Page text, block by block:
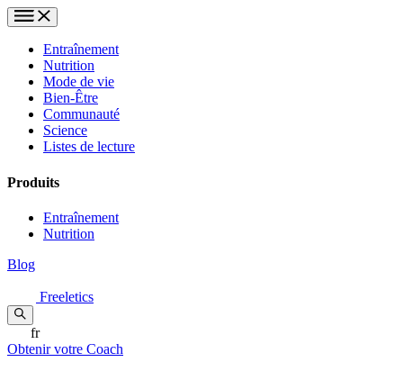
Entraînement
Nutrition
Mode de vie
Bien-Être
Communauté
Science
Listes de lecture
Produits
Entraînement
Nutrition
Blog
Freeletics
fr
Obtenir votre Coach